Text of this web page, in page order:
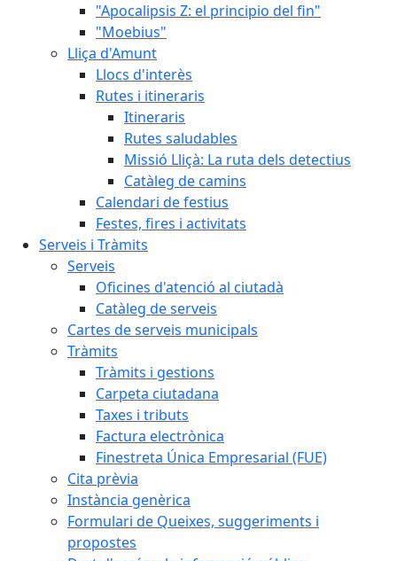
"Apocalipsis Z: el principio del fin"
"Moebius"
Lliça d'Amunt
Llocs d'interès
Rutes i itineraris
Itineraris
Rutes saludables
Missió Lliçà: La ruta dels detectius
Catàleg de camins
Calendari de festius
Festes, fires i activitats
Serveis i Tràmits
Serveis
Oficines d'atenció al ciutadà
Catàleg de serveis
Cartes de serveis municipals
Tràmits
Tràmits i gestions
Carpeta ciutadana
Taxes i tributs
Factura electrònica
Finestreta Única Empresarial (FUE)
Cita prèvia
Instància genèrica
Formulari de Queixes, suggeriments i
propostes